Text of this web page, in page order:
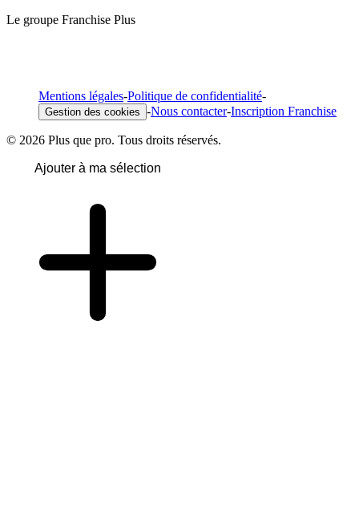
Le groupe Franchise Plus
Mentions légales-Politique de confidentialité-
Gestion des cookies -Nous contacter-Inscription Franchise
© 2026 Plus que pro. Tous droits réservés.
Ajouter à ma sélection